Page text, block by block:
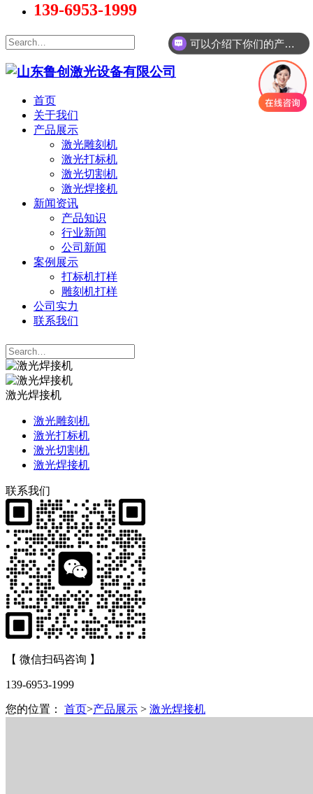
139-6953-1999
首页
关于我们
产品展示
激光雕刻机
激光打标机
激光切割机
激光焊接机
新闻资讯
产品知识
行业新闻
公司新闻
案例展示
打标机打样
雕刻机打样
公司实力
联系我们
激光焊接机
激光雕刻机
激光打标机
激光切割机
激光焊接机
联系我们
【 微信扫码咨询 】
139-6953-1999
您的位置： 首页>产品展示 > 激光焊接机
你们是怎么收费的呢